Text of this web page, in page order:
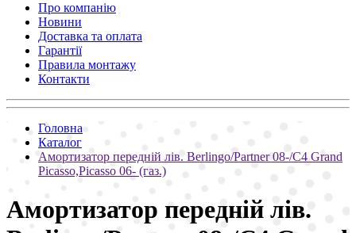
Про компанію
Новини
Доставка та оплата
Гарантії
Правила монтажу
Контакти
Головна
Каталог
Амортизатор передній лів. Berlingo/Partner 08-/C4 Grand
Picasso,Picasso 06- (газ.)
Амортизатор передній лів.